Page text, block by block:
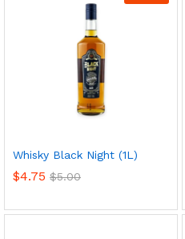
Whisky Black Night (1L)
$4.75 $5.00